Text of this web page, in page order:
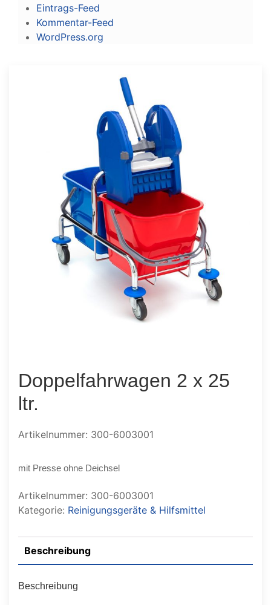
Eintrags-Feed
Kommentar-Feed
WordPress.org
Doppelfahrwagen 2 x 25
ltr.
Artikelnummer: 300-6003001
mit Presse ohne Deichsel
Artikelnummer: 300-6003001
Kategorie: Reinigungsgeräte & Hilfsmittel
Beschreibung
Beschreibung